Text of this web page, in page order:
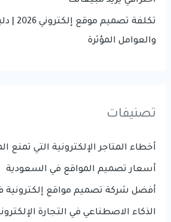
تكلفة
والعوامل المؤثرة
تصنيفات
أخطاء المتاجر الإلكترونية التي تمنع
أسعار تصميم المواقع في السعودية
أفضل شركة تصميم مواقع إلكترونية
الذكاء الاصطناعي في التجارة